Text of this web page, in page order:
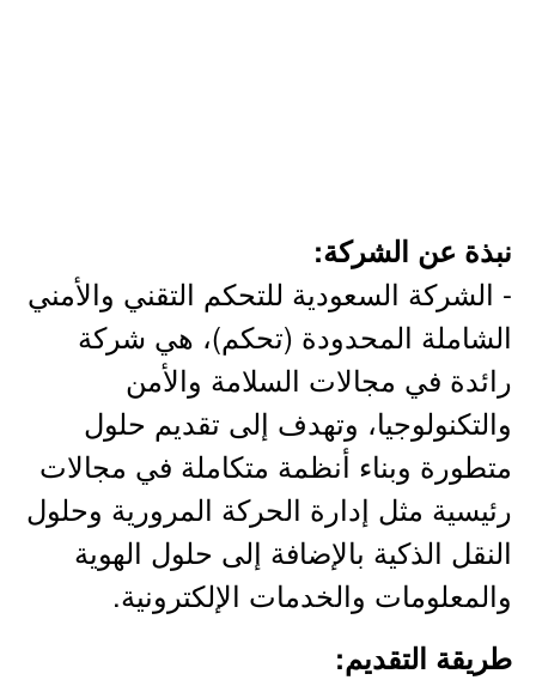
نبذة عن الشركة:
- الشركة السعودية للتحكم التقني والأمني
الشاملة المحدودة (تحكم)، هي شركة
رائدة في مجالات السلامة والأمن
والتكنولوجيا، وتهدف إلى تقديم حلول
متطورة وبناء أنظمة متكاملة في مجالات
رئيسية مثل إدارة الحركة المرورية وحلول
النقل الذكية بالإضافة إلى حلول الهوية
والمعلومات والخدمات الإلكترونية.
طريقة التقديم: